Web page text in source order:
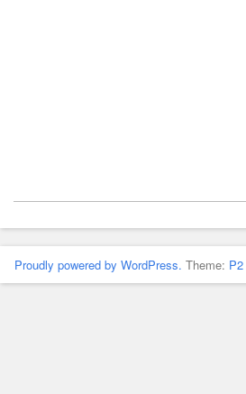
Proudly powered by WordPress. Theme: P2